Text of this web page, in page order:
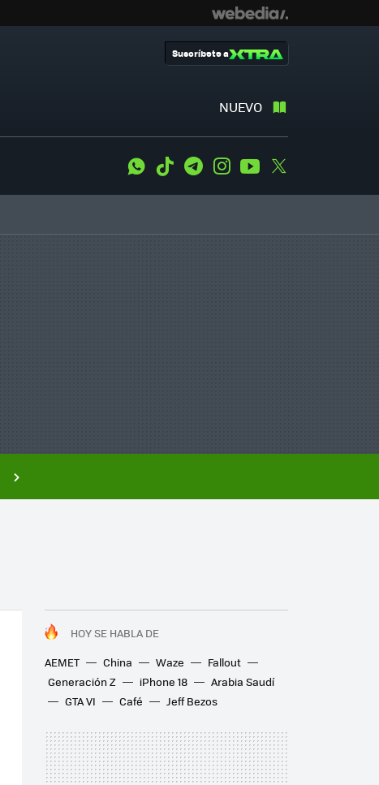
NUEVO
Suscríbete a
WhatsApp
Tiktok TelegramInstagramYoutube
HOY SE HABLA DE
AEMET
China Waze
Fallout
Generación Z
iPhone 18
Arabia Saudí
GTA VI
Café Jeff Bezos